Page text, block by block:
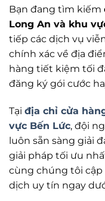
Bạn đang tìm kiếm
Long An và khu
tiếp các dịch vụ
chính xác về địa
hàng tiết kiệm tối
đăng ký gói cước
Tại địa chỉ cửa
vực Bến Lức, đội
luôn sẵn sàng giải
giải pháp tối ưu
cùng chúng tôi cập
dịch uy tín ngay